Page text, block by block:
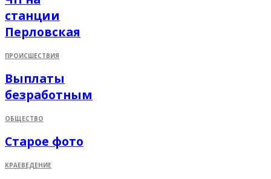
станции
Перловская
ПРОИСШЕСТВИЯ
Выплаты
безработным
ОБЩЕСТВО
Старое фото
КРАЕВЕДЕНИЕ